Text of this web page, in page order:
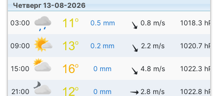
Четверг 13-08-2026
03:00 0.5 mm 0.8 m/s 1018.3 hPa
09:00 0.2 mm 2.2 m/s 1020.7 hPa
15:00 0 mm 4.8 m/s 1022.3 hPa
21:00 0 mm 2.8 m/s 1022.8 hPa